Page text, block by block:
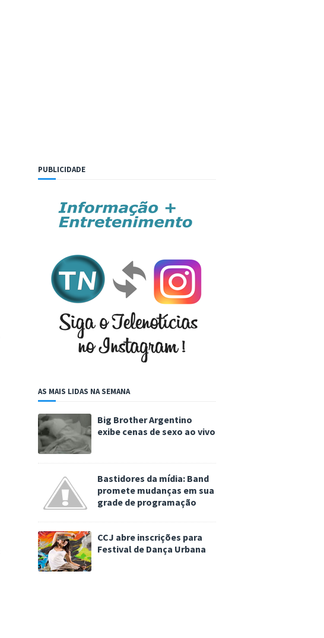
PUBLICIDADE
AS MAIS LIDAS NA SEMANA
Big Brother Argentino
exibe cenas de sexo ao vivo
Bastidores da mídia: Band
promete mudanças em sua
grade de programação
CCJ abre inscrições para
Festival de Dança Urbana